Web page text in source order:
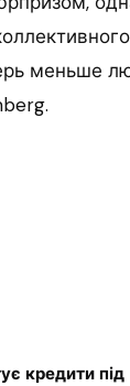
меньше
кредити під